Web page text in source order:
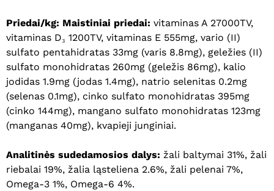
Priedai/kg: Maistiniai priedai: vitaminas A 27000TV,
vitaminas D₃ 1200TV, vitaminas E 555mg, vario (II)
sulfato pentahidratas 33mg (varis 8.8mg), geležies (II)
sulfato monohidratas 260mg (geležis 86mg), kalio
jodidas 1.9mg (jodas 1.4mg), natrio selenitas 0.2mg
(selenas 0.1mg), cinko sulfato monohidratas 395mg
(cinko 144mg), mangano sulfato monohidratas 123mg
(manganas 40mg), kvapieji junginiai.
Analitinės sudedamosios dalys: žali baltymai 31%, žali
riebalai 19%, žalia ląsteliena 2.6%, žali pelenai 7%,
Omega-3 1%, Omega-6 4%.